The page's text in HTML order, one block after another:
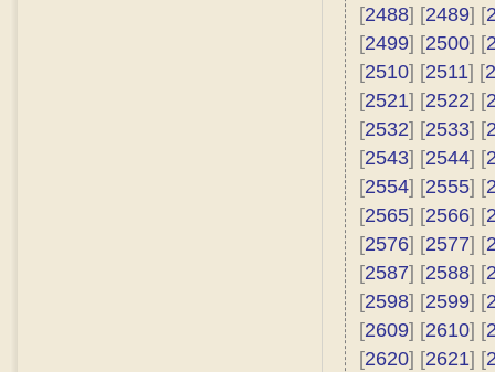
[2488] [2489] [
[2499] [2500] [
[2510] [2511] [
[2521] [2522] [
[2532] [2533] [
[2543] [2544] [
[2554] [2555] [
[2565] [2566] [
[2576] [2577] [
[2587] [2588] [
[2598] [2599] [
[2609] [2610] [
[2620] [2621] [